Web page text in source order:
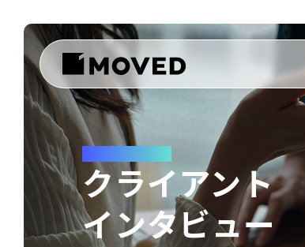
クライアント
インタビュー